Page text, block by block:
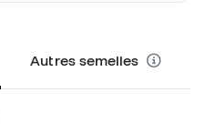
Autres semelles